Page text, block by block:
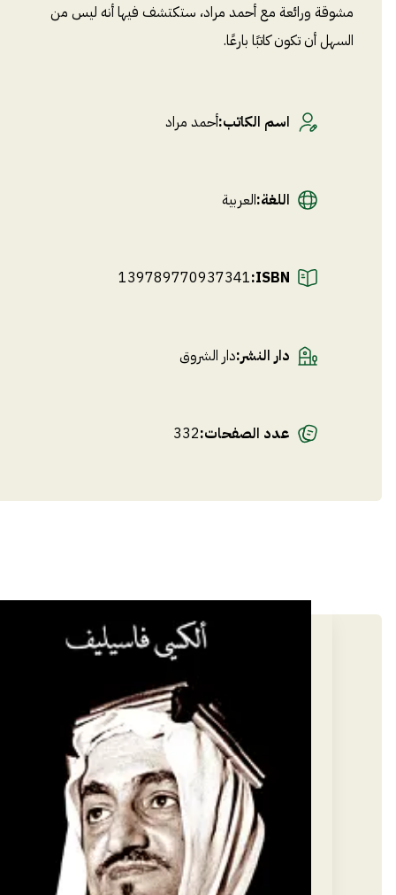
مشوقة ورائعة مع أحمد مراد، ستكتشف فيها أنه ليس من
السهل أن تكون كاتبًا بارعًا.
اسم الكاتب:أحمد مراد
اللغة:العربية
ISBN:
139789770937341
دار النشر:دار الشروق
عدد الصفحات:
332